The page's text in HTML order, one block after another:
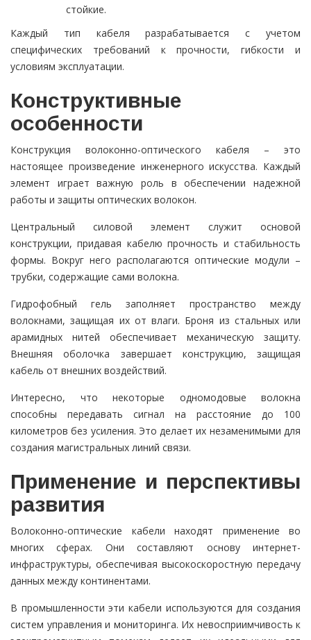
стойкие.
Каждый тип кабеля разрабатывается с учетом
специфических требований к прочности, гибкости и
условиям эксплуатации.
Конструктивные
особенности
Конструкция волоконно-оптического кабеля – это
настоящее произведение инженерного искусства. Каждый
элемент играет важную роль в обеспечении надежной
работы и защиты оптических волокон.
Центральный силовой элемент служит основой
конструкции, придавая кабелю прочность и стабильность
формы. Вокруг него располагаются оптические модули –
трубки, содержащие сами волокна.
Гидрофобный гель заполняет пространство между
волокнами, защищая их от влаги. Броня из стальных или
арамидных нитей обеспечивает механическую защиту.
Внешняя оболочка завершает конструкцию, защищая
кабель от внешних воздействий.
Интересно, что некоторые одномодовые волокна
способны передавать сигнал на расстояние до 100
километров без усиления. Это делает их незаменимыми для
создания магистральных линий связи.
Применение и перспективы
развития
Волоконно-оптические кабели находят применение во
многих сферах. Они составляют основу интернет-
инфраструктуры, обеспечивая высокоскоростную передачу
данных между континентами.
В промышленности эти кабели используются для создания
систем управления и мониторинга. Их невосприимчивость к